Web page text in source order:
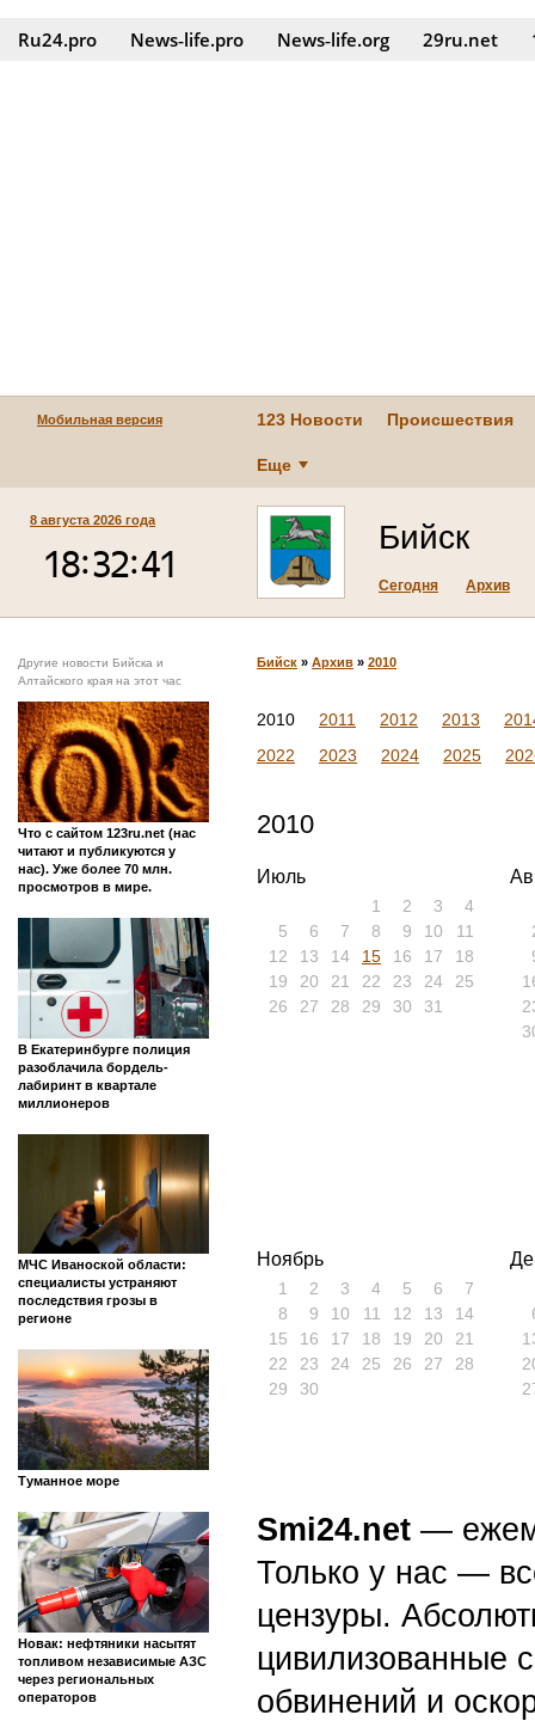
Ru24.pro News‑life.pro News‑life.org 29ru.net
Мобильная версия 123 Новости Происшествия
Еще
8 августа 2026 года Бийск
Сегодня Архив
Другие новости Бийска и
Алтайского края на этот час
Что с сайтом 123ru.net (нас
читают и публикуются у
нас). Уже более 70 млн.
просмотров в мире.
В Екатеринбурге полиция
разоблачила бордель-
лабиринт в квартале
миллионеров
МЧС Иваноской области:
специалисты устраняют
последствия грозы в
регионе
Туманное море
Новак: нефтяники насытят
топливом независимые АЗС
через региональных
операторов
Бийск » Архив » 2010
2010 2011 2012 2013
2022
2023 2024 2025
2010
Июль
1 2 3
4
5
6 7 8 9 10
11
12
13 14 15 16 17
18
19
20 21 22 23 24
25
26
27 28 29 30 31
Ноябрь
1 2 3 4 5 6
7
8
9 10 11 12 13
14
15
16 17 18 19 20
21
22
23 24 25 26 27
28
29
30
Smi24.net —
Только у нас —
цензуры.
цивилизованные
обвинений и